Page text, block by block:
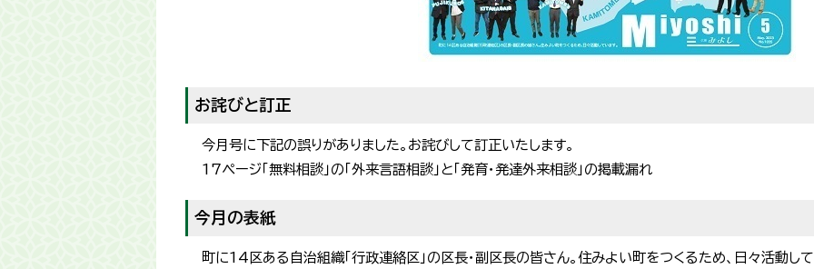
お詫びと訂正
今月号に下記の誤りがありました。お詫びして訂正いたします。
17ページ「無料相談」の「外来言語相談」と「発育・発達外来相談」の掲載漏れ
今月の表紙
町に14区ある自治組織「行政連絡区」の区長・副区長の皆さん。住みよい町をつくるため、日々活動して